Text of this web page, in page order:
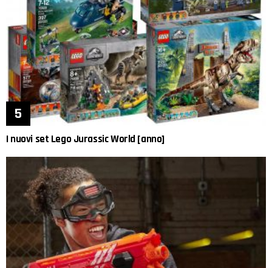
I nuovi set Lego Jurassic World [anno]